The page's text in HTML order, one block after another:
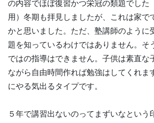
の内容でほぼ復習かつ栄冠の類題でした
用）冬期も拝見しましたが、これは家で
かと思いました。ただ、塾講師のように
題を知っているわけではありません。そ
ではの指導はできません。子供は素直な
ながら自由時間作れば勉強はしてくれま
にやる気出るタイプです。
５年で講習出ないのってまずいなという